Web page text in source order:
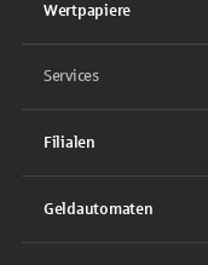
Wertpapiere
Services
Filialen
Geldautomaten